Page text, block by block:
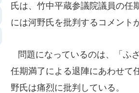
氏は、竹中平蔵参議院議員の任
には河野氏を批判するコメント
問題になっているのは、「ふ
任期満了による退陣にあわせて
野氏は痛烈に批判している。